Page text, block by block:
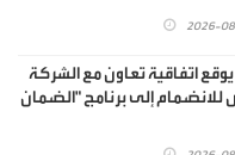
2026-
اتفاقية تعاون مع الشركة
للانضمام إلى برنامج "الضمان